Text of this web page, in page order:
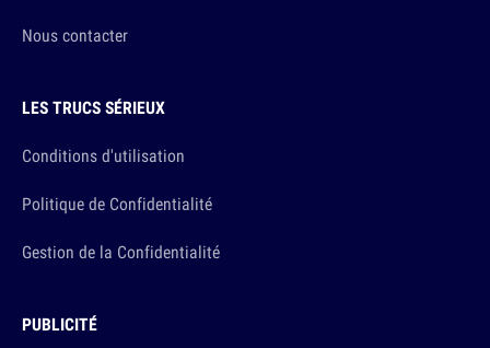
Nous contacter
LES TRUCS SÉRIEUX
Conditions d'utilisation
Politique de Confidentialité
Gestion de la Confidentialité
PUBLICITÉ